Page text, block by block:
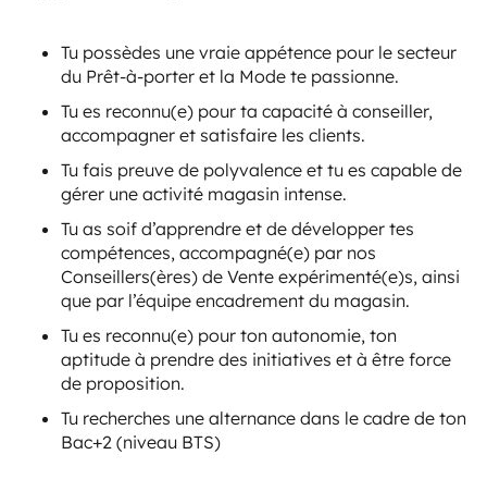
Tu possèdes une vraie appétence pour le secteur
du Prêt-à-porter et la Mode te passionne.
Tu es reconnu(e) pour ta capacité à conseiller,
accompagner et satisfaire les clients.
Tu fais preuve de polyvalence et tu es capable de
gérer une activité magasin intense.
Tu as soif d’apprendre et de développer tes
compétences, accompagné(e) par nos
Conseillers(ères) de Vente expérimenté(e)s, ainsi
que par l’équipe encadrement du magasin.
Tu es reconnu(e) pour ton autonomie, ton
aptitude à prendre des initiatives et à être force
de proposition.
Tu recherches une alternance dans le cadre de ton
Bac+2 (niveau BTS)